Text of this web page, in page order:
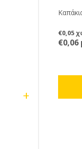
€0,05
+